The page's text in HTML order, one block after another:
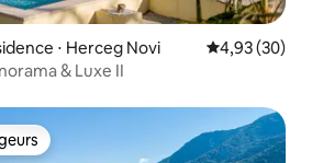
⋅ Herceg Novi Évaluation
4,93 (30)
& Luxe II